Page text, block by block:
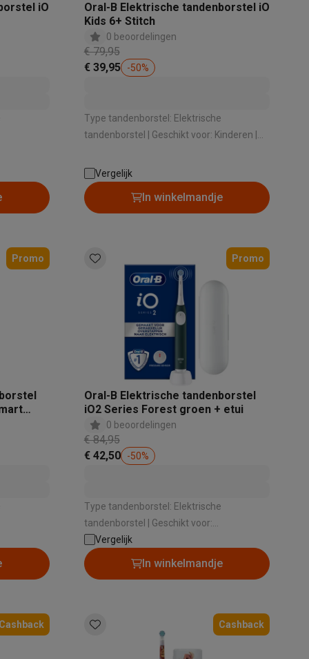
Fold8
Galaxy Flip8 & Fold8 (Ultra) hoesjes
accessoires
Smartphone gaming controllers Accessoires
personenweegschalen Slimme elektrische tandenborstels
iO
,
Oral-B Elektrische tandenborstel iO
Kids 6+ Stitch
0 beoordelingen
€ 79,95
€ 39,95
-50%
Type tandenborstel: Elektrische
tandenborstel | Geschikt voor: Kinderen |
poetsstanden: Dagelijkse reiniging ,
Gevoelige tanden , Extra gevoelige tanden
| Poetsdruksensor: Ja
Vergelijk
In winkelmandje
Promo
,
Promo
Oral-B Elektrische tandenborstel
iO2 Series Forest groen + etui
0 beoordelingen
€ 84,95
€ 42,50
-50%
Type tandenborstel: Elektrische
tandenborstel | Geschikt voor:
Volwassenen | Aantal poetsstanden: 3 |
Type poetsstanden: Dagelijkse reiniging ,
Gevoelige tanden , Extra gevoelige tanden
Vergelijk
In winkelmandje
Cashback Cashback